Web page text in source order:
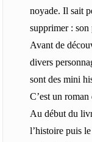
noyade. Il sait
supprimer : son
Avant de
divers
sont des mini
C’est un
Au début du
l’histoire puis